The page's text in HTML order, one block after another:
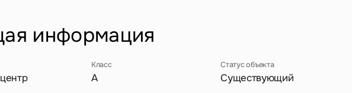
информация
Класс
A
Статус объекта
Существующий